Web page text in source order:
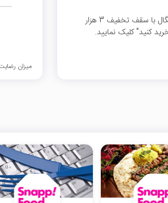
با وارد کردن کد تخفیف از %20 تخفیف سفارش آنلاین غذا چنگال با سقف تخفیف 3 هزار
کنید" کلیک نمایید.
میزان